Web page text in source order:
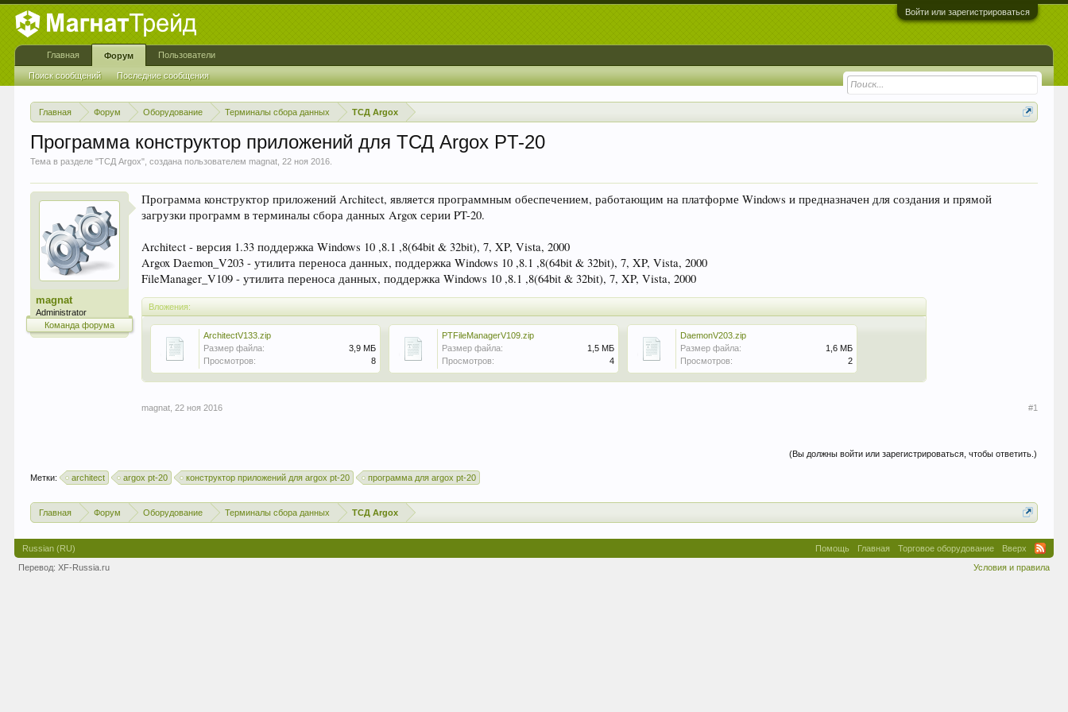
Войти или зарегистрироваться
Главная Форум Оборудование Терминалы сбора данных ТСД Argox
Программа конструктор приложений для ТСД Argox PT-20
Тема в разделе "ТСД Argox", создана пользователемmagnat ,22 ноя 2016
magnat
Administrator
Команда форума
Программа конструктор приложений Architect, является программным обеспечением, работающим на платформе Windows и предназначен для создания и прямой
загрузки программ в терминалы сбора данных Argox серии PT-20.
Architect - версия 1.33 поддержка Windows 10 ,8.1 ,8(64bit & 32bit), 7, XP, Vista, 2000
Argox Daemon_V203 - утилита переноса данных, поддержка Windows 10 ,8.1 ,8(64bit & 32bit), 7, XP, Vista, 2000
FileManager_V109 - утилита переноса данных, поддержка Windows 10 ,8.1 ,8(64bit & 32bit), 7, XP, Vista, 2000
Вложения:
ArchitectV133.zip
Размер файла:
3,9 МБ
Просмотров:
8
PTFileManagerV109.zip
Размер файла:
1,5 МБ
Просмотров:
4
DaemonV203.zip
Размер файла:
1,6 МБ
Просмотров:
2
magnat 22 ноя 2016 #1
(Вы должны войти или зарегистрироваться, чтобы ответить.)
Метки: architect argox pt-20 конструктор приложений для argox pt-20 программа для argox pt-20
Главная Форум Оборудование Терминалы сбора данных ТСД Argox
Главная Форум
Поиск сообщений Последние сообщения
Пользователи
Russian (RU) Помощь Главная Торговое оборудование
Вверх
Условия и правила
Перевод:XF-Russia.ru